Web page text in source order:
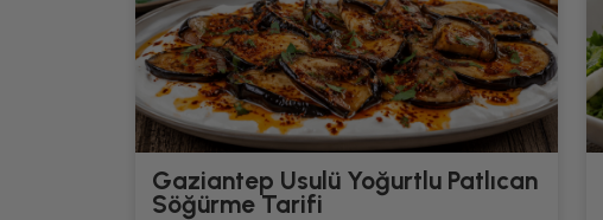
Gaziantep Usulü Yoğurtlu Patlıcan
Söğürme Tarifi